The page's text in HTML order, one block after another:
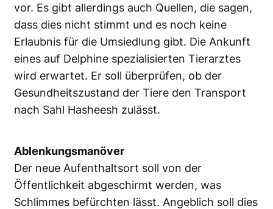
vor. Es gibt allerdings auch Quellen, die sagen,
dass dies nicht stimmt und es noch keine
Erlaubnis für die Umsiedlung gibt. Die Ankunft
eines auf Delphine spezialisierten Tierarztes
wird erwartet. Er soll überprüfen, ob der
Gesundheitszustand der Tiere den Transport
nach Sahl Hasheesh zulässt.
Ablenkungsmanöver
Der neue Aufenthaltsort soll von der
Öffentlichkeit abgeschirmt werden, was
Schlimmes befürchten lässt. Angeblich soll dies